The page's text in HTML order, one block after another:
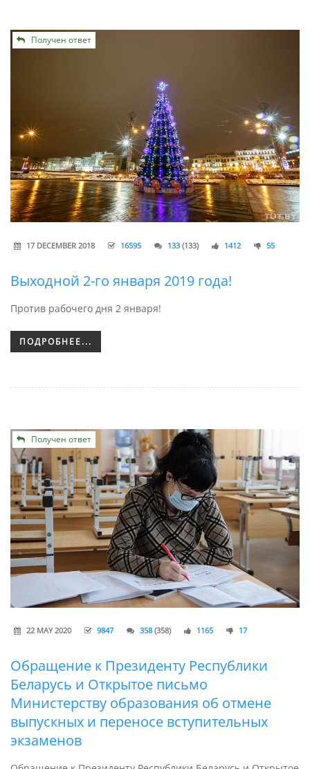
Получен ответ
17 DECEMBER 2018 16595 133 (133) 1412 55
Выходной 2-го января 2019 года!
Против рабочего дня 2 января!
ПОДРОБНЕЕ...
Получен ответ
22 MAY 2020 9847 358 (358) 1165 17
Обращение к Президенту Республики
Беларусь и Открытое письмо
Министерству образования об отмене
выпускных и переносе вступительных
экзаменов